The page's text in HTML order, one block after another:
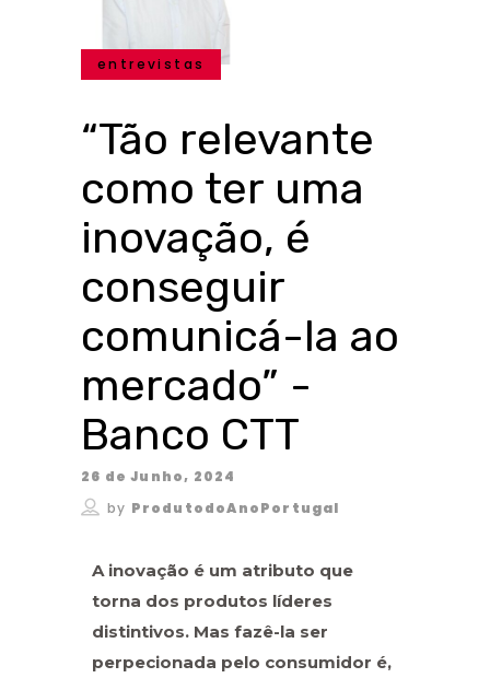
entrevistas
“Tão relevante
como ter uma
inovação, é
conseguir
comunicá-la ao
mercado” -
Banco CTT
26 de Junho, 2024
by ProdutodoAnoPortugal
A inovação é um atributo que
torna dos produtos líderes
distintivos. Mas fazê-la ser
perpecionada pelo consumidor é,